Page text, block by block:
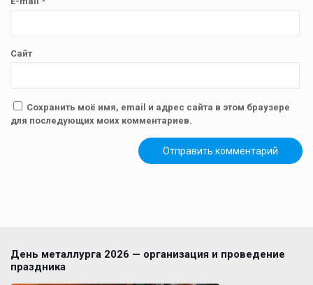
Сайт
Сохранить моё имя, email и адрес сайта в этом браузере
для последующих моих комментариев.
День металлурга 2026 — организация и проведение
праздника